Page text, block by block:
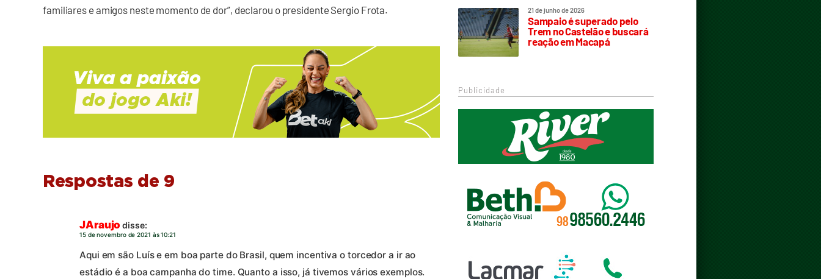
familiares e amigos neste momento de dor”, declarou o presidente Sergio Frota.
Respostas de 9
JAraujo disse:
15 de novembro de 2021 às 10:21
Aqui em são Luís e em boa parte do Brasil, quem incentiva o torcedor a ir ao
estádio é a boa campanha do time. Quanto a isso, já tivemos vários exemplos.
21 de junho de 2026
Sampaio é superado pelo
Trem no Castelão e buscará
reação em Macapá
Publicidade